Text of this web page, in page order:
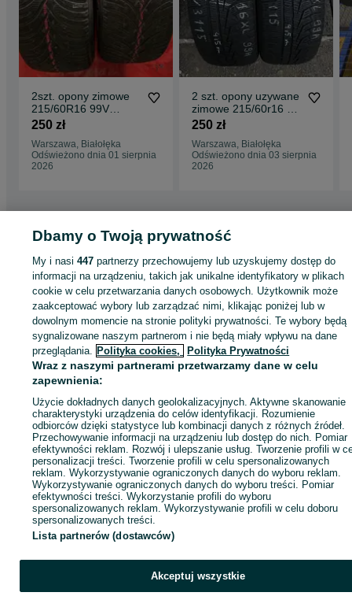
2szt. opony zimowe
215/60R16 99V
Kleber Krisalp HP3
250 zł
Warszawa, Białołęka
Odświeżono dnia 01 sierpnia
2026
2 szt. opony uzywane
zimowe 215/60r16 XL
Hankook Winter
250 zł
Warszawa, Białołęka
Odświeżono dnia 03 sierpnia
2026
Strona główna Motoryzacja Opony i Felgi Opony
KATEGORIA
ID:810881970 Wyświetlenia:
Zadzwoń / SMS
Dbamy o Twoją prywatność
My i nasi447 partnerzy przechowujemy lub uzyskujemy dostęp do
informacji na urządzeniu, takich jak unikalne identyfikatory w plikach
cookie w celu przetwarzania danych osobowych. Użytkownik może
zaakceptować wybory lub zarządzać nimi, klikając poniżej lub w
dowolnym momencie na stronie polityki prywatności. Te wybory będą
sygnalizowane naszym partnerom i nie będą miały wpływu na dane
przeglądania. Polityka cookies, Polityka Prywatności
Wraz z naszymi partnerami przetwarzamy dane w celu
zapewnienia:
Użycie dokładnych danych geolokalizacyjnych. Aktywne skanowanie
charakterystyki urządzenia do celów identyfikacji. Rozumienie
odbiorców dzięki statystyce lub kombinacji danych z różnych źródeł.
Przechowywanie informacji na urządzeniu lub dostęp do nich. Pomiar
efektywności reklam. Rozwój i ulepszanie usług. Tworzenie profili w
personalizacji treści. Tworzenie profili w celu spersonalizowanych
reklam. Wykorzystywanie ograniczonych danych do wyboru reklam.
Wykorzystywanie ograniczonych danych do wyboru treści. Pomiar
efektywności treści. Wykorzystanie profili do wyboru
spersonalizowanych reklam. Wykorzystywanie profili w celu doboru
spersonalizowanych treści.
Lista partnerów (dostawców)
Akceptuj wszystkie